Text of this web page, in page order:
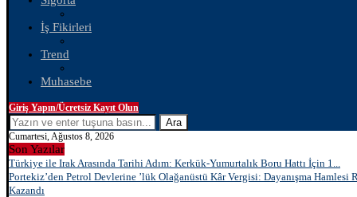
İş Fikirleri
Trend
Muhasebe
Giriş Yapın/Ücretsiz Kayıt Olun
Ara
Cumartesi, Ağustos 8, 2026
Son Yazılar
Türkiye ile Irak Arasında Tarihi Adım: Kerkük-Yumurtalık Boru Hattı İçin 1...
Portekiz’den Petrol Devlerine ’lük Olağanüstü Kâr Vergisi: Dayanışma Hamlesi
Kazandı